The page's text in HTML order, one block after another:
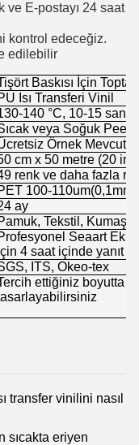
ve E-postayı 24 saat
kontrol edeceğiz.
edilebilir
Baskısı İçin
Isı Transferi Vinil
140 °C, 10-15
veya Soğuk
Örnek
cm x 50 metre (20
renk ve daha fazla
100-
ay
Tekstil, Kumaş,
Seaart
4 saat içinde yanıt
ITS, Okeo-tex
ettiğiniz boyutta
transfer vinilini nasıl
sıcakta eriyen